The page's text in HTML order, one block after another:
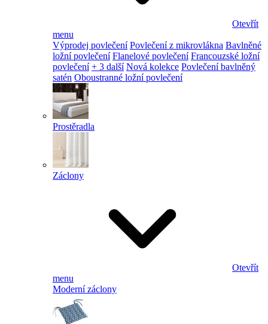
Otevřít
menu
Výprodej povlečení Povlečení z mikrovlákna Bavlněné
ložní povlečení Flanelové povlečení Francouzské ložní
povlečení + 3 další Nová kolekce Povlečení bavlněný
satén Oboustranné ložní povlečení
Prostěradla
Záclony
Otevřít
menu
Moderní záclony